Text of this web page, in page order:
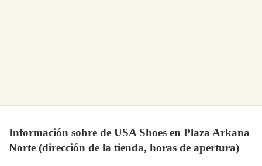
Información sobre de USA Shoes en Plaza Arkana
Norte (dirección de la tienda, horas de apertura)